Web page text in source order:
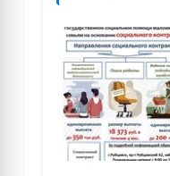
по
целевой
группе
семьи»